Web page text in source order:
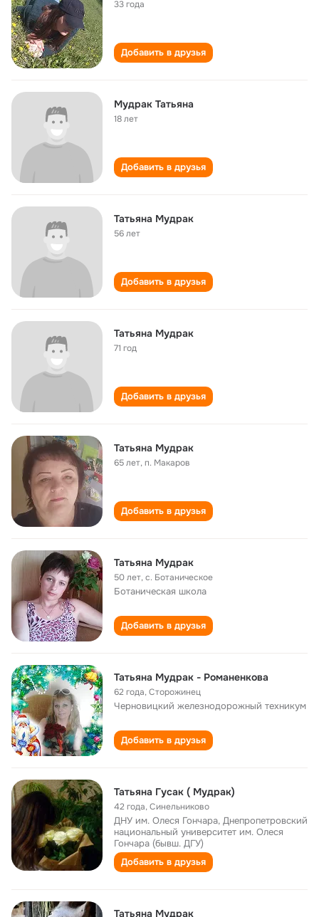
33 года
Добавить в друзья
Мудрак Татьяна
18 лет
Добавить в друзья
Татьяна Мудрак
56 лет
Добавить в друзья
Татьяна Мудрак
71 год
Добавить в друзья
Татьяна Мудрак
65 лет,п. Макаров
Добавить в друзья
Татьяна Мудрак
50 лет,с. Ботаническое
Ботаническая школа
Добавить в друзья
Татьяна Мудрак - Романенкова
62 года,Сторожинец
Черновицкий железнодорожный техникум
Добавить в друзья
Татьяна Гусак ( Мудрак)
42 года,Синельниково
ДНУ им. Олеся Гончара, Днепропетровский
национальный университет им. Олеся
Гончара (бывш. ДГУ)
Добавить в друзья
Татьяна Мудрак